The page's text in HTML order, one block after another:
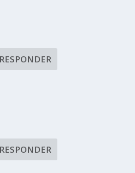
RESPONDER
RESPONDER